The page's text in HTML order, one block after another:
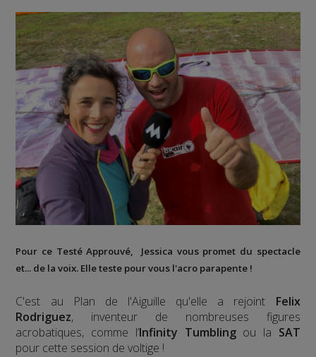
Pour ce Testé Approuvé, Jessica vous promet du spectacle
et... de la voix. Elle teste pour vous l'acro parapente !
C'est au Plan de l'Aiguille qu'elle a rejoint Felix
Rodriguez, inventeur de nombreuses figures
acrobatiques, comme l’Infinity Tumblingou la SAT
pour cette session de voltige !